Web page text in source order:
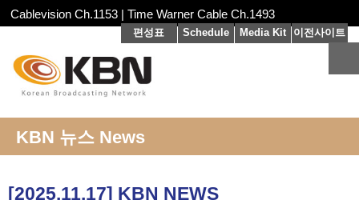
Cablevision Ch.1153 | Time Warner Cable Ch.1493
편성표 Schedule Media Kit 이전사이트
KBN 뉴스 News
[2025.11.17] KBN NEWS